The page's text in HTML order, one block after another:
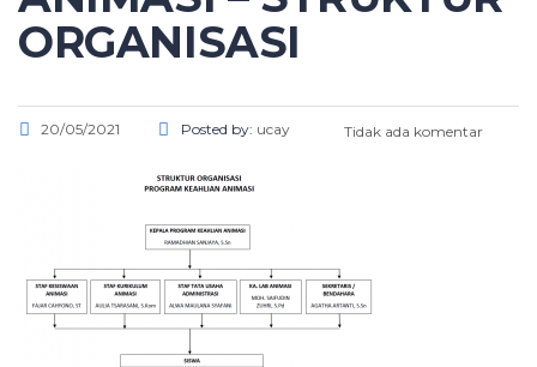
ORGANISASI
20/05/2021 Posted by: ucay Tidak ada komentar